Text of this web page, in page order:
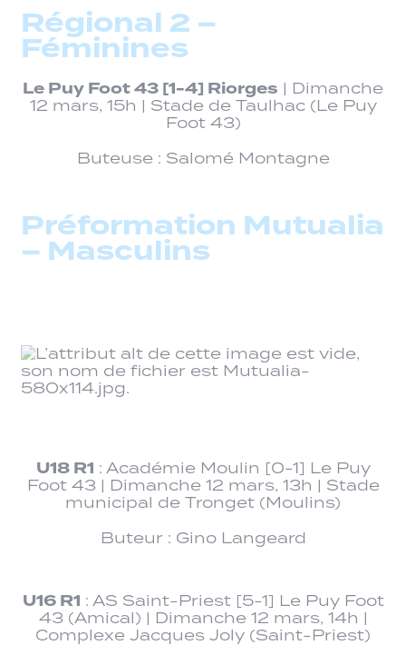
Régional 2 –
Féminines
Le Puy Foot 43 [1-4] Riorges | Dimanche
12 mars, 15h | Stade de Taulhac (Le Puy
Foot 43)
Buteuse : Salomé Montagne
Préformation Mutualia
– Masculins
U18 R1 : Académie Moulin [0-1] Le Puy
Foot 43 | Dimanche 12 mars, 13h | Stade
municipal de Tronget (Moulins)
Buteur : Gino Langeard
U16 R1 : AS Saint-Priest [5-1] Le Puy Foot
43 (Amical) | Dimanche 12 mars, 14h |
Complexe Jacques Joly (Saint-Priest)